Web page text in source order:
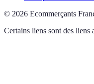
© 2026 Ecommerçants
Certains liens sont des liens